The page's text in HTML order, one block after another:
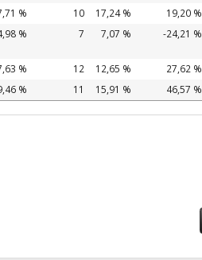
% 10 17,24 % 19,20 %
% 7 7,07 % -24,21 %
% 12 12,65 % 27,62 %
% 11 15,91 % 46,57 %